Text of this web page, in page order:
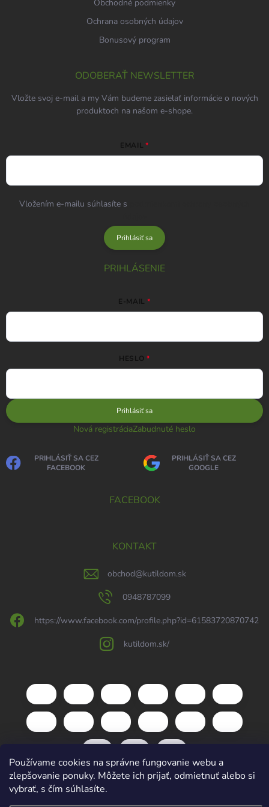
Používame cookies na správne fungovanie webu a
zlepšovanie ponuky. Môžete ich prijať, odmietnuť alebo si
vybrať, s čím súhlasíte.
Obchodné podmienky
Ochrana osobných údajov
Bonusový program
ODOBERAŤ NEWSLETTER
Vložte svoj e-mail a my Vám budeme zasielať informácie o nových
produktoch na našom e-shope.
EMAIL
Vložením e-mailu súhlasíte s
Prihlásiť sa
PRIHLÁSENIE
E-MAIL
HESLO
Prihlásiť sa
Nová registráciaZabudnuté heslo
PRIHLÁSIŤ SA CEZ
FACEBOOK
PRIHLÁSIŤ SA CEZ
GOOGLE
FACEBOOK
KONTAKT
obchod@kutildom.sk
0948787099
https://www.facebook.com/profile.php?id=61583720870742
kutildom.sk/
Copyright 2026kutildom.sk